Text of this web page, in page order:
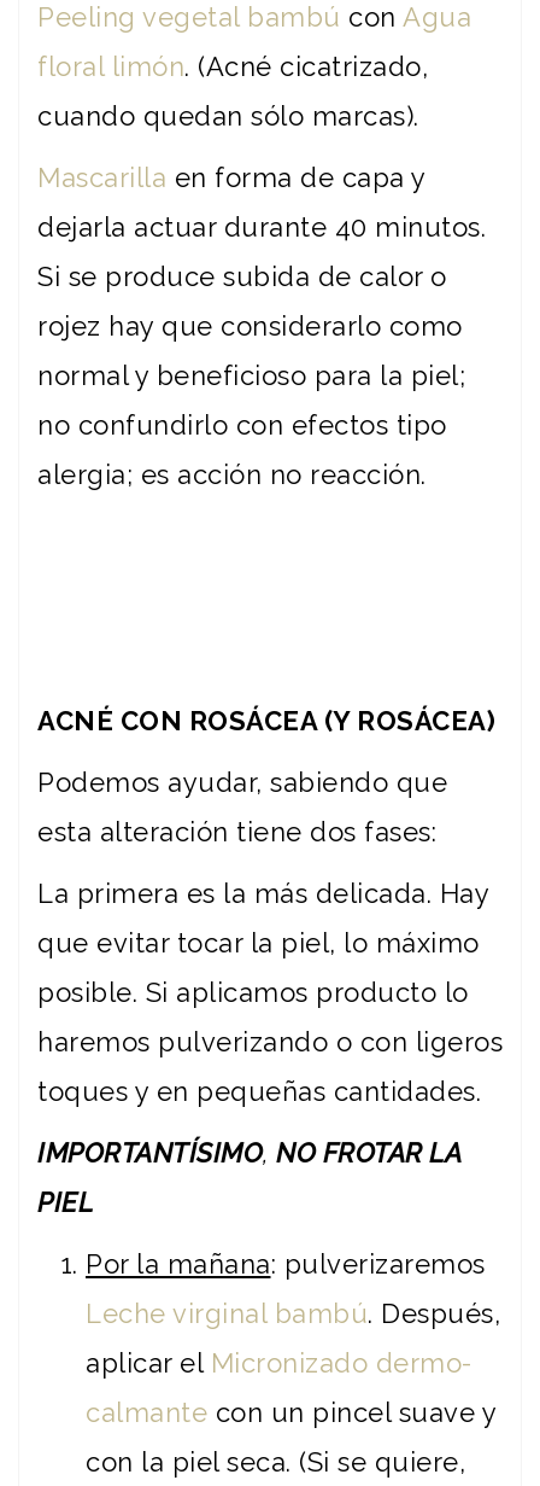
Peeling vegetal bambú con Agua
floral limón. (Acné cicatrizado,
cuando quedan sólo marcas).
Mascarilla en forma de capa y
dejarla actuar durante 40 minutos.
Si se produce subida de calor o
rojez hay que considerarlo como
normal y beneficioso para la piel;
no confundirlo con efectos tipo
alergia; es acción no reacción.
ACNÉ CON ROSÁCEA (Y ROSÁCEA)
Podemos ayudar, sabiendo que
esta alteración tiene dos fases:
La primera es la más delicada. Hay
que evitar tocar la piel, lo máximo
posible. Si aplicamos producto lo
haremos pulverizando o con ligeros
toques y en pequeñas cantidades.
IMPORTANTÍSIMO, NO FROTAR LA
PIEL
Por la mañana: pulverizaremos
Leche virginal bambú. Después,
aplicar el Micronizado dermo-
calmante con un pincel suave y
con la piel seca. (Si se quiere,